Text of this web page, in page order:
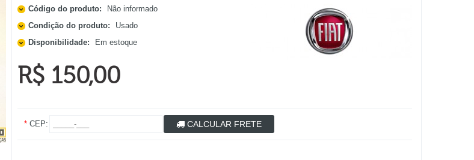
Código do produto:
Não informado
Condição do produto:
Usado
Disponibilidade:
Em estoque
R$ 150,00
*CEP: CALCULAR FRETE